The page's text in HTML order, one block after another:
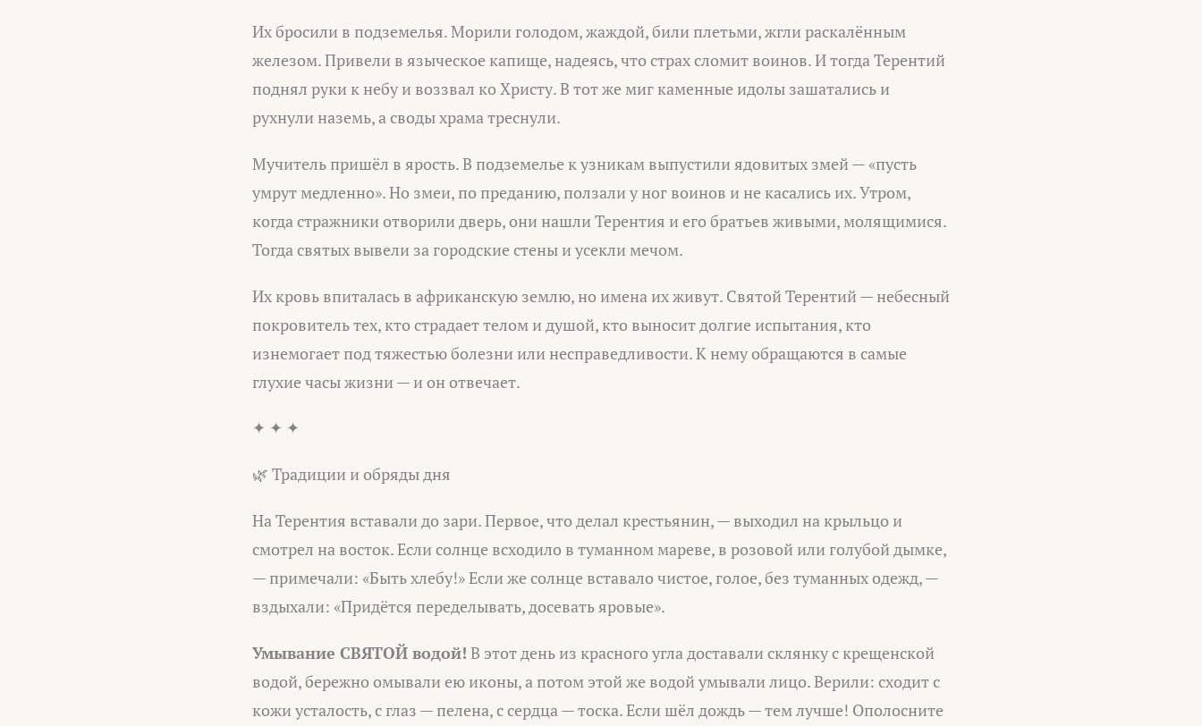
Их бросили в подземелья. Морили голодом, жаждой, били плетьми, жгли раскалённым
железом. Привели в языческое капище, надеясь, что страх сломит воинов. И тогда Терентий
поднял руки к небу и воззвал ко Христу. В тот же миг каменные идолы зашатались и
рухнули наземь, а своды храма треснули.
Мучитель пришёл в ярость. В подземелье к узникам выпустили ядовитых змей — «пусть
умрут медленно». Но змеи, по преданию, ползали у ног воинов и не касались их. Утром,
когда стражники отворили дверь, они нашли Терентия и его братьев живыми, молящимися.
Тогда святых вывели за городские стены и усекли мечом.
Их кровь впиталась в африканскую землю, но имена их живут. Святой Терентий — небесный
покровитель тех, кто страдает телом и душой, кто выносит долгие испытания, кто
изнемогает под тяжестью болезни или несправедливости. К нему обращаются в самые
глухие часы жизни — и он отвечает.
✦ ✦ ✦
🌿 Традиции и обряды дня
На Терентия вставали до зари. Первое, что делал крестьянин, — выходил на крыльцо и
смотрел на восток. Если солнце всходило в туманном мареве, в розовой или голубой дымке,
— примечали: «Быть хлебу!» Если же солнце вставало чистое, голое, без туманных одежд, —
вздыхали: «Придётся переделывать, досевать яровые».
Умывание СВЯТОЙ водой! В этот день из красного угла доставали склянку с крещенской
водой, бережно омывали ею иконы, а потом этой же водой умывали лицо. Верили: сходит с
кожи усталость, с глаз — пелена, с сердца — тоска. Если шёл дождь — тем лучше! Ополосните